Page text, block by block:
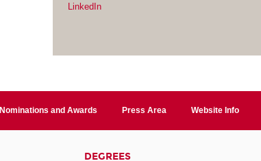
LinkedIn
Nominations and Awards Press Area Website Info
DEGREES